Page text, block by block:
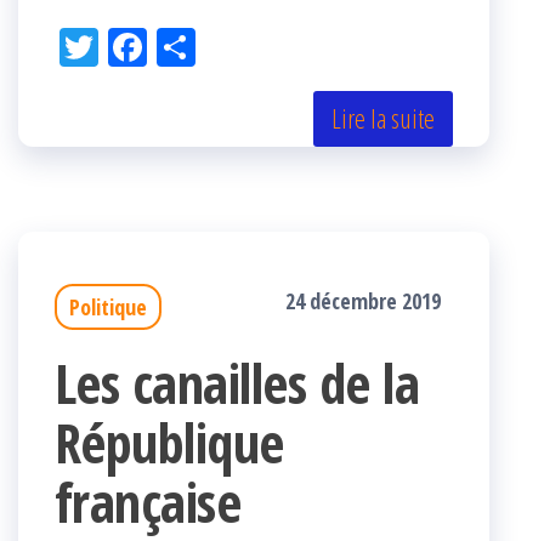
Tw Fac
k r
Lire la suite
Politique 24 décembre 2019
Les canailles de la
République
française